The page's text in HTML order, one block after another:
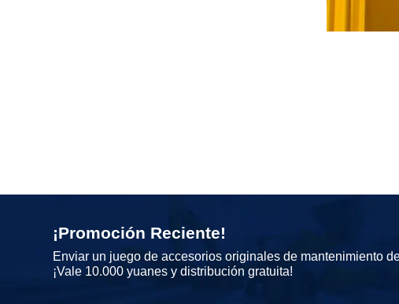
¡Promoción Reciente!
Enviar un juego de accesorios originales de mantenimiento
¡Vale 10.000 yuanes y distribución gratuita!